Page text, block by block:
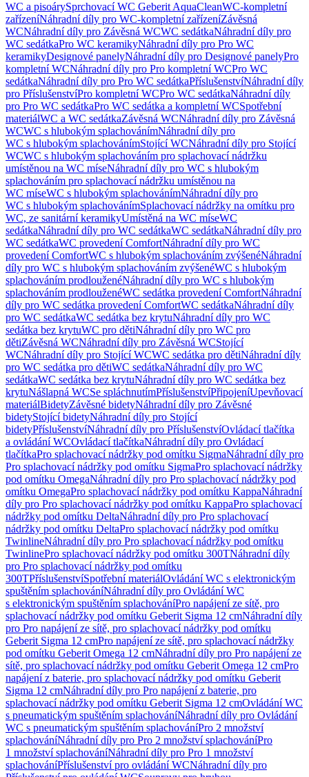
WC a pisoárySprchovací WC Geberit AquaCleanWC-kompletní
zařízeníNáhradní díly pro WC-kompletní zařízeníZávěsná
WCNáhradní díly pro Závěsná WCWC sedátkaNáhradní díly pro
WC sedátkaPro WC keramikyNáhradní díly pro Pro WC
keramikyDesignové panelyNáhradní díly pro Designové panelyPro
kompletní WCNáhradní díly pro Pro kompletní WCPro WC
sedátkaNáhradní díly pro Pro WC sedátkaPříslušenstvíNáhradní díly
pro PříslušenstvíPro kompletní WCPro WC sedátkaNáhradní díly
pro Pro WC sedátkaPro WC sedátka a kompletní WCSpotřební
materiálWC a WC sedátkaZávěsná WCNáhradní díly pro Závěsná
WCWC s hlubokým splachovánímNáhradní díly pro
WC s hlubokým splachovánímStojící WCNáhradní díly pro Stojící
WCWC s hlubokým splachováním pro splachovací nádržku
umístěnou na WC míseNáhradní díly pro WC s hlubokým
splachováním pro splachovací nádržku umístěnou na
WC míseWC s hlubokým splachovánímNáhradní díly pro
WC s hlubokým splachovánímSplachovací nádržky na omítku pro
WC, ze sanitární keramikyUmístěná na WC míseWC
sedátkaNáhradní díly pro WC sedátkaWC sedátkaNáhradní díly pro
WC sedátkaWC provedení ComfortNáhradní díly pro WC
provedení ComfortWC s hlubokým splachováním zvýšenéNáhradní
díly pro WC s hlubokým splachováním zvýšenéWC s hlubokým
splachováním prodlouženéNáhradní díly pro WC s hlubokým
splachováním prodlouženéWC sedátka provedení ComfortNáhradní
díly pro WC sedátka provedení ComfortWC sedátkaNáhradní díly
pro WC sedátkaWC sedátka bez krytuNáhradní díly pro WC
sedátka bez krytuWC pro dětiNáhradní díly pro WC pro
dětiZávěsná WCNáhradní díly pro Závěsná WCStojící
WCNáhradní díly pro Stojící WCWC sedátka pro dětiNáhradní díly
pro WC sedátka pro dětiWC sedátkaNáhradní díly pro WC
sedátkaWC sedátka bez krytuNáhradní díly pro WC sedátka bez
krytuNášlapná WCSe spláchnutímPříslušenstvíPřipojeníUpevňovací
materiálBidetyZávěsné bidetyNáhradní díly pro Závěsné
bidetyStojící bidetyNáhradní díly pro Stojící
bidetyPříslušenstvíNáhradní díly pro PříslušenstvíOvládací tlačítka
a ovládání WCOvládací tlačítkaNáhradní díly pro Ovládací
tlačítkaPro splachovací nádržky pod omítku SigmaNáhradní díly pro
Pro splachovací nádržky pod omítku SigmaPro splachovací nádržky
pod omítku OmegaNáhradní díly pro Pro splachovací nádržky pod
omítku OmegaPro splachovací nádržky pod omítku KappaNáhradní
díly pro Pro splachovací nádržky pod omítku KappaPro splachovací
nádržky pod omítku DeltaNáhradní díly pro Pro splachovací
nádržky pod omítku DeltaPro splachovací nádržky pod omítku
TwinlineNáhradní díly pro Pro splachovací nádržky pod omítku
TwinlinePro splachovací nádržky pod omítku 300TNáhradní díly
pro Pro splachovací nádržky pod omítku
300TPříslušenstvíSpotřební materiálOvládání WC s elektronickým
spuštěním splachováníNáhradní díly pro Ovládání WC
s elektronickým spuštěním splachováníPro napájení ze sítě, pro
splachovací nádržky pod omítku Geberit Sigma 12 cmNáhradní díly
pro Pro napájení ze sítě, pro splachovací nádržky pod omítku
Geberit Sigma 12 cmPro napájení ze sítě, pro splachovací nádržky
pod omítku Geberit Omega 12 cmNáhradní díly pro Pro napájení ze
sítě, pro splachovací nádržky pod omítku Geberit Omega 12 cmPro
napájení z baterie, pro splachovací nádržky pod omítku Geberit
Sigma 12 cmNáhradní díly pro Pro napájení z baterie, pro
splachovací nádržky pod omítku Geberit Sigma 12 cmOvládání WC
s pneumatickým spuštěním splachováníNáhradní díly pro Ovládání
WC s pneumatickým spuštěním splachováníPro 2 množství
splachováníNáhradní díly pro Pro 2 množství splachováníPro
1 množství splachováníNáhradní díly pro Pro 1 množství
splachováníPříslušenství pro ovládání WCNáhradní díly pro